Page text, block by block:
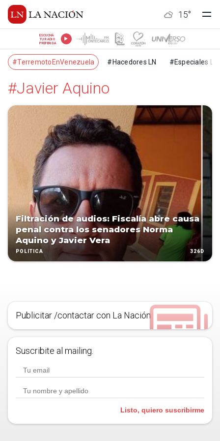
15°
ESCUCHÁ
TU RADIO
PREFERIDA
#TerremotoEnVenezuela #Hacedores LN #Especiales LN
#Javier Aquino
Filtración de audios: Fiscalía abre causa
penal contra los senadores Norma
Aquino y Javier Vera
POLÍTICA 326D
Publicitar /contactar con La Nación
Suscribite al mailing.
Listo, quiero suscribirme